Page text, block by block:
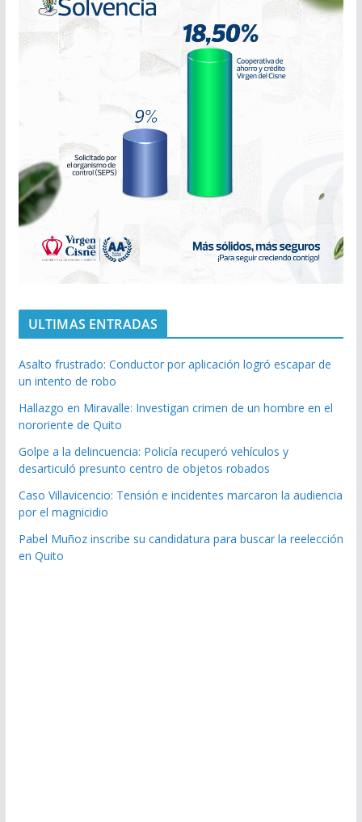
ULTIMAS ENTRADAS
Asalto frustrado: Conductor por aplicación logró escapar de
un intento de robo
Hallazgo en Miravalle: Investigan crimen de un hombre en el
nororiente de Quito
Golpe a la delincuencia: Policía recuperó vehículos y
desarticuló presunto centro de objetos robados
Caso Villavicencio: Tensión e incidentes marcaron la audiencia
por el magnicidio
Pabel Muñoz inscribe su candidatura para buscar la reelección
en Quito